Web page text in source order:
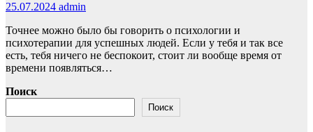
25.07.2024 admin
Точнее можно было бы говорить о психологии и
психотерапии для успешных людей. Если у тебя и так все
есть, тебя ничего не беспокоит, стоит ли вообще время от
времени появляться…
Поиск
Поиск